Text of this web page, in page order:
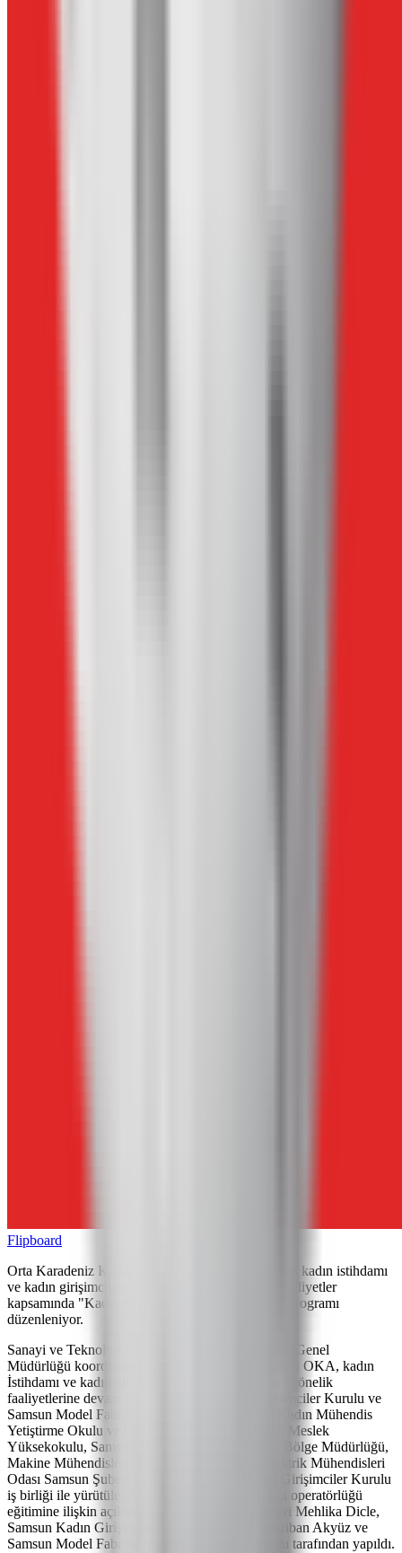
Flipboard
Orta Karadeniz Kalkınma Ajansı (OKA) tarafından kadın istihdamı
ve kadın girişimciliğinin geliştirilmesine yönelik faaliyetler
kapsamında "Kadın Mühendis Yetiştirme Okulu" programı
düzenleniyor.
Sanayi ve Teknoloji Bakanlığı Kalkınma Ajansları Genel
Müdürlüğü koordinasyonunda faaliyetlerini yürüten OKA, kadın
İstihdamı ve kadın girişimciliğinin geliştirilmesine yönelik
faaliyetlerine devam ediyor. Samsun Kadın Girişimciler Kurulu ve
Samsun Model Fabrika iş birliği ile düzenlenen Kadın Mühendis
Yetiştirme Okulu ve OMÜ Yeşilyurt Demir Çelik Meslek
Yüksekokulu, Samsun Merkez Organize Sanayi Bölge Müdürlüğü,
Makine Mühendisleri Odası Samsun Şubesi, Elektrik Mühendisleri
Odası Samsun Şubesi ve TOBB Samsun Kadın Girişimciler Kurulu
iş birliği ile yürütülecek Samsun endüstriyel robot operatörlüğü
eğitimine ilişkin açıklamalar OKA Genel Sekreteri Mehlika Dicle,
Samsun Kadın Girişimciler Kurulu Başkanı Mihriban Akyüz ve
Samsun Model Fabrika Müdürü Onur Berberoğlu tarafından yapıldı.